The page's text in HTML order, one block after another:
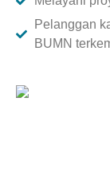
Pelanggan
BUMN